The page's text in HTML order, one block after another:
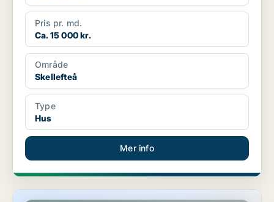
Pris pr. md.
Ca. 15 000 kr.
Område
Skellefteå
Type
Hus
Mer info
Hus i Skellefteå